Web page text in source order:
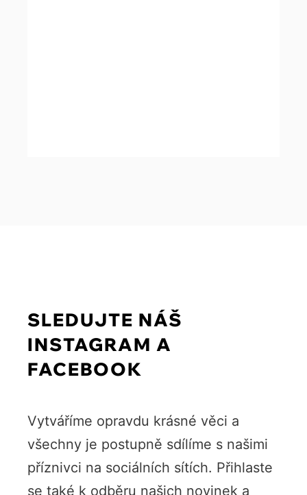
SLEDUJTE NÁŠ
INSTAGRAM A
FACEBOOK
Vytváříme opravdu krásné věci a
všechny je postupně sdílíme s našimi
příznivci na sociálních sítích. Přihlaste
se také k odběru našich novinek a